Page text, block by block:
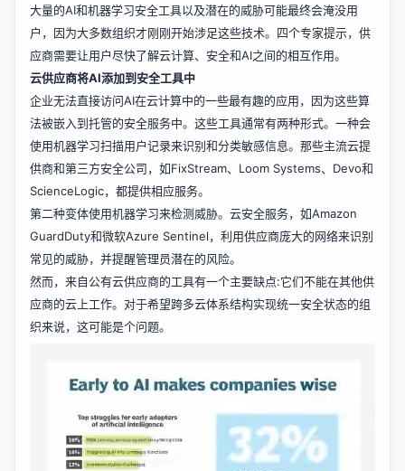
大量的AI和机器学习安全工具以及潜在的威胁可能最终会淹没用
户，因为大多数组织才刚刚开始涉足这些技术。四个专家提示，供
应商需要让用户尽快了解云计算、安全和AI之间的相互作用。
云供应商将AI添加到安全工具中
企业无法直接访问AI在云计算中的一些最有趣的应用，因为这些算
法被嵌入到托管的安全服务中。这些工具通常有两种形式。一种会
使用机器学习扫描用户记录来识别和分类敏感信息。那些主流云提
供商和第三方安全公司，如FixStream、Loom Systems、Devo和
ScienceLogic，都提供相应服务。
第二种变体使用机器学习来检测威胁。云安全服务，如Amazon
GuardDuty和微软Azure Sentinel，利用供应商庞大的网络来识别
常见的威胁，并提醒管理员潜在的风险。
然而，来自公有云供应商的工具有一个主要缺点:它们不能在其他供
应商的云上工作。对于希望跨多云体系结构实现统一安全状态的组
织来说，这可能是个问题。